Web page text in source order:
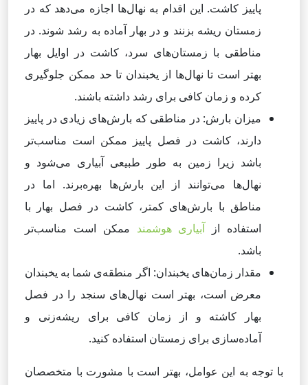
پاییز کاشت. این اقدام به نهال‌ها اجازه می‌دهد که در
زمستان ریشه بزنند و در بهار آماده به رشد شوند. در
مناطقی با زمستان‌های سرد، کاشت در اوایل بهار
بهتر است تا نهال‌ها از یخبندان تا حد ممکن جلوگیری
کرده و زمان کافی برای رشد داشته باشند.
میزان بارش: در مناطقی که بارش‌های زیادی در پاییز
دارند، کاشت در فصل پاییز ممکن است مناسب‌تر
باشد زیرا زمین به طور طبیعی آبیاری می‌شود و
نهال‌ها می‌توانند از این بارش‌ها بهره‌برند. اما در
مناطق با بارش‌های کمتر، کاشت در فصل بهار با
استفاده از آبیاری هوشمند ممکن است مناسب‌تر
باشد.
مقدار زمان‌های یخبندان: اگر منطقه‌ی شما به یخبندان
معرض است، بهتر است نهال‌های سنجد را در فصل
بهار کاشته و از زمان کافی برای ریشه‌زنی و
آماده‌سازی برای زمستان استفاده کنید.
با توجه به این عوامل، بهتر است با مشورت با متخصصان